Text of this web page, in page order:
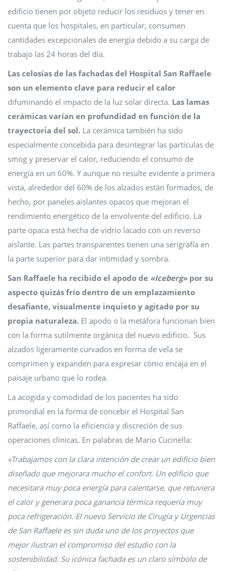
edificio tienen por objeto reducir los residuos y tener en
cuenta que los hospitales, en particular, consumen
cantidades excepcionales de energía debido a su carga de
trabajo las 24 horas del día.
Las celosías de las fachadas del Hospital San Raffaele
son un elemento clave para reducir el calor
difuminando el impacto de la luz solar directa. Las lamas
cerámicas varían en profundidad en función de la
trayectoria del sol. La cerámica también ha sido
especialmente concebida para desintegrar las partículas de
smog y preservar el calor, reduciendo el consumo de
energía en un 60%. Y aunque no resulte evidente a primera
vista, alrededor del 60% de los alzados están formados, de
hecho, por paneles aislantes opacos que mejoran el
rendimiento energético de la envolvente del edificio. La
parte opaca está hecha de vidrio lacado con un reverso
aislante. Las partes transparentes tienen una serigrafía en
la parte superior para dar intimidad y sombra.
San Raffaele ha recibido el apodo de «Iceberg»por su
aspecto quizás frío dentro de un emplazamiento
desafiante, visualmente inquieto y agitado por su
propia naturaleza. El apodo o la metáfora funcionan bien
con la forma sutilmente orgánica del nuevo edificio. Sus
alzados ligeramente curvados en forma de vela se
comprimen y expanden para expresar cómo encaja en el
paisaje urbano que lo rodea.
La acogida y comodidad de los pacientes ha sido
primordial en la forma de concebir el Hospital San
Raffaele, así como la eficiencia y discreción de sus
operaciones clínicas. En palabras de Mario Cucinella:
«Trabajamos con la clara intención de crear un edificio bien
diseñado que mejorara mucho el confort. Un edificio que
necesitara muy poca energía para calentarse, que retuviera
el calor y generara poca ganancia térmica requería muy
poca refrigeración. El nuevo Servicio de Cirugía y Urgencias
de San Raffaele es sin duda uno de los proyectos que
mejor ilustran el compromiso del estudio con la
sostenibilidad. Su icónica fachada es un claro símbolo de